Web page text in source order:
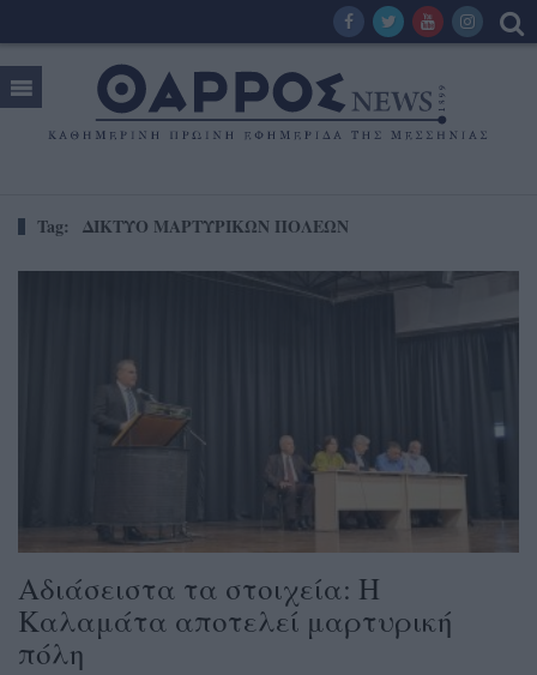
Tag: ΔΙΚΤΥΟ ΜΑΡΤΥΡΙΚΩΝ ΠΟΛΕΩΝ
Αδιάσειστα τα στοιχεία: Η
Καλαμάτα αποτελεί μαρτυρική
πόλη